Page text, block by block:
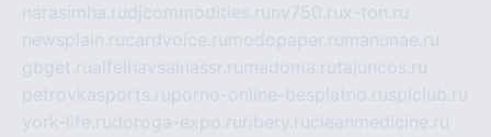
narasimha.rudjcommodities.ru nv750.rux-ton.ru
newsplain.rucardvoice.ru modopaper.ru manunae.ru
gbget.rualfeihavsalnassr.ru madoma.rutajuncos.ru
petrovkasports.ruporno-online-besplatno.rusplclub.ru
york-life.rudoroga-expo.ru ribery.rucleanmedicine.ru